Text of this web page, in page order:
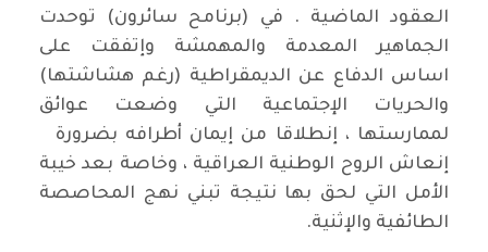
العقود الماضية . في (برنامح سائرون) توحدت
الجماهير المعدمة والمهمشة وإتفقت على
اساس الدفاع عن الديمقراطية (رغم هشاشتها)
والحريات الإجتماعية التي وضعت عوائق
لممارستها ، إنطلاقا من إيمان أطرافه بضرورة
إنعاش الروح الوطنية العراقية ، وخاصة بعد خيبة
الأمل التي لحق بها نتيجة تبني نهج المحاصصة
الطائفية والإثنية.